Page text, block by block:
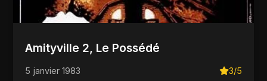
Amityville 2, Le Possédé
5 janvier 1983 3/5